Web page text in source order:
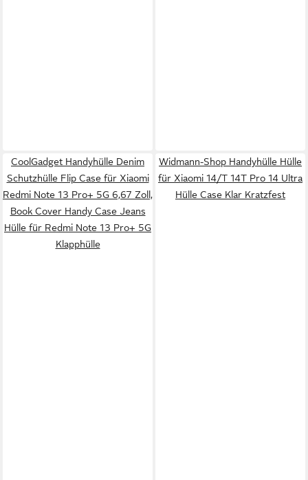
CoolGadget Handyhülle Denim
Schutzhülle Flip Case für Xiaomi
Redmi Note 13 Pro+ 5G 6,67 Zoll,
Book Cover Handy Case Jeans
Hülle für Redmi Note 13 Pro+ 5G
Klapphülle
Widmann-Shop Handyhülle Hülle
für Xiaomi 14/T 14T Pro 14 Ultra
Hülle Case Klar Kratzfest